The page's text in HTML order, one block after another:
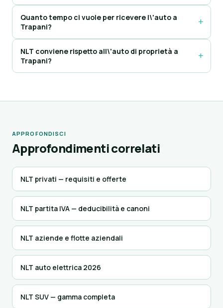
Quanto tempo ci vuole per ricevere l\'auto a
Trapani?
NLT conviene rispetto all\'auto di proprietà a
Trapani?
APPROFONDISCI
Approfondimenti correlati
NLT privati — requisiti e offerte
NLT partita IVA — deducibilità e canoni
NLT aziende e flotte aziendali
NLT auto elettrica 2026
NLT SUV — gamma completa